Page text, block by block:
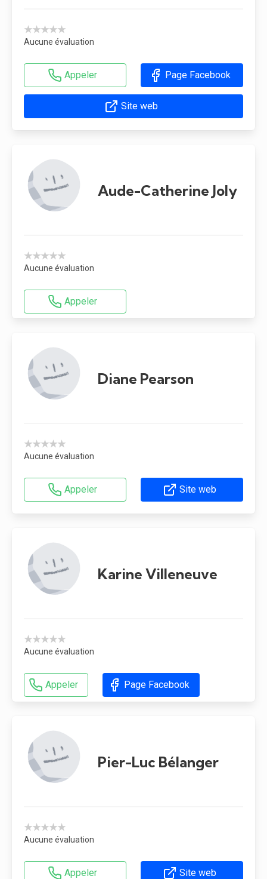
★★★★★
Aucune évaluation
Appeler Page Facebook
Site web
Aude-Catherine Joly
★★★★★
Aucune évaluation
Appeler
Diane Pearson
★★★★★
Aucune évaluation
Appeler Site web
Karine Villeneuve
★★★★★
Aucune évaluation
Appeler Page Facebook
Pier-Luc Bélanger
★★★★★
Aucune évaluation
Appeler Site web